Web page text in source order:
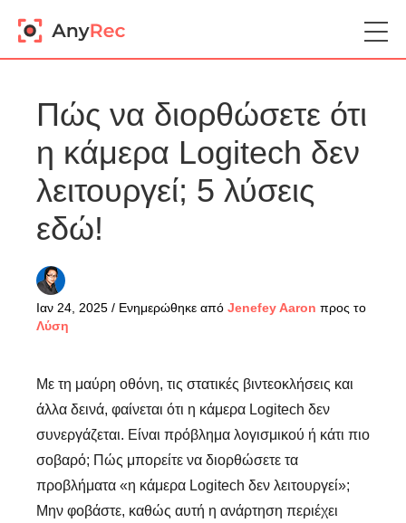
Πώς να διορθώσετε ότι
η κάμερα Logitech δεν
λειτουργεί; 5 λύσεις
εδώ!
Ιαν 24, 2025 / Ενημερώθηκε από Jenefey Aaron προς το
Λύση
Με τη μαύρη οθόνη, τις στατικές βιντεοκλήσεις και
άλλα δεινά, φαίνεται ότι η κάμερα Logitech δεν
συνεργάζεται. Είναι πρόβλημα λογισμικού ή κάτι πιο
σοβαρό; Πώς μπορείτε να διορθώσετε τα
προβλήματα «η κάμερα Logitech δεν λειτουργεί»;
Μην φοβάστε, καθώς αυτή η ανάρτηση περιέχει